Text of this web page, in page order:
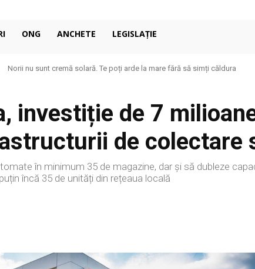
ONG ANCHETE LEGISLAȚIE
Norii nu sunt cremă solară. Te poți arde la mare fără să simți căldura
investiție de 7
de colectare
în minimum 35 de magazine, dar și să dubleze
încă 35 de unități din rețeaua locală